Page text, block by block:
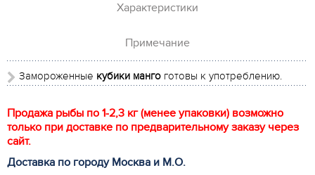
Характеристики
Примечание
Замороженные кубики манго готовы к употреблению.
Продажа рыбы по 1-2,3 кг (менее упаковки) возможно
только при доставке по предварительному заказу через
сайт.
Доставка по городу Москва и М.О.